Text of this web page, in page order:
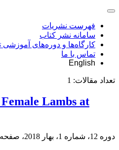
فهرست نشریات
سامانه نشر کتاب
کارگاه‌ها و دوره‌های
تماس با ما
English
تعداد مقالات: 1
Lambs at
دوره 12، شماره 1، بهار 2018، صفحه